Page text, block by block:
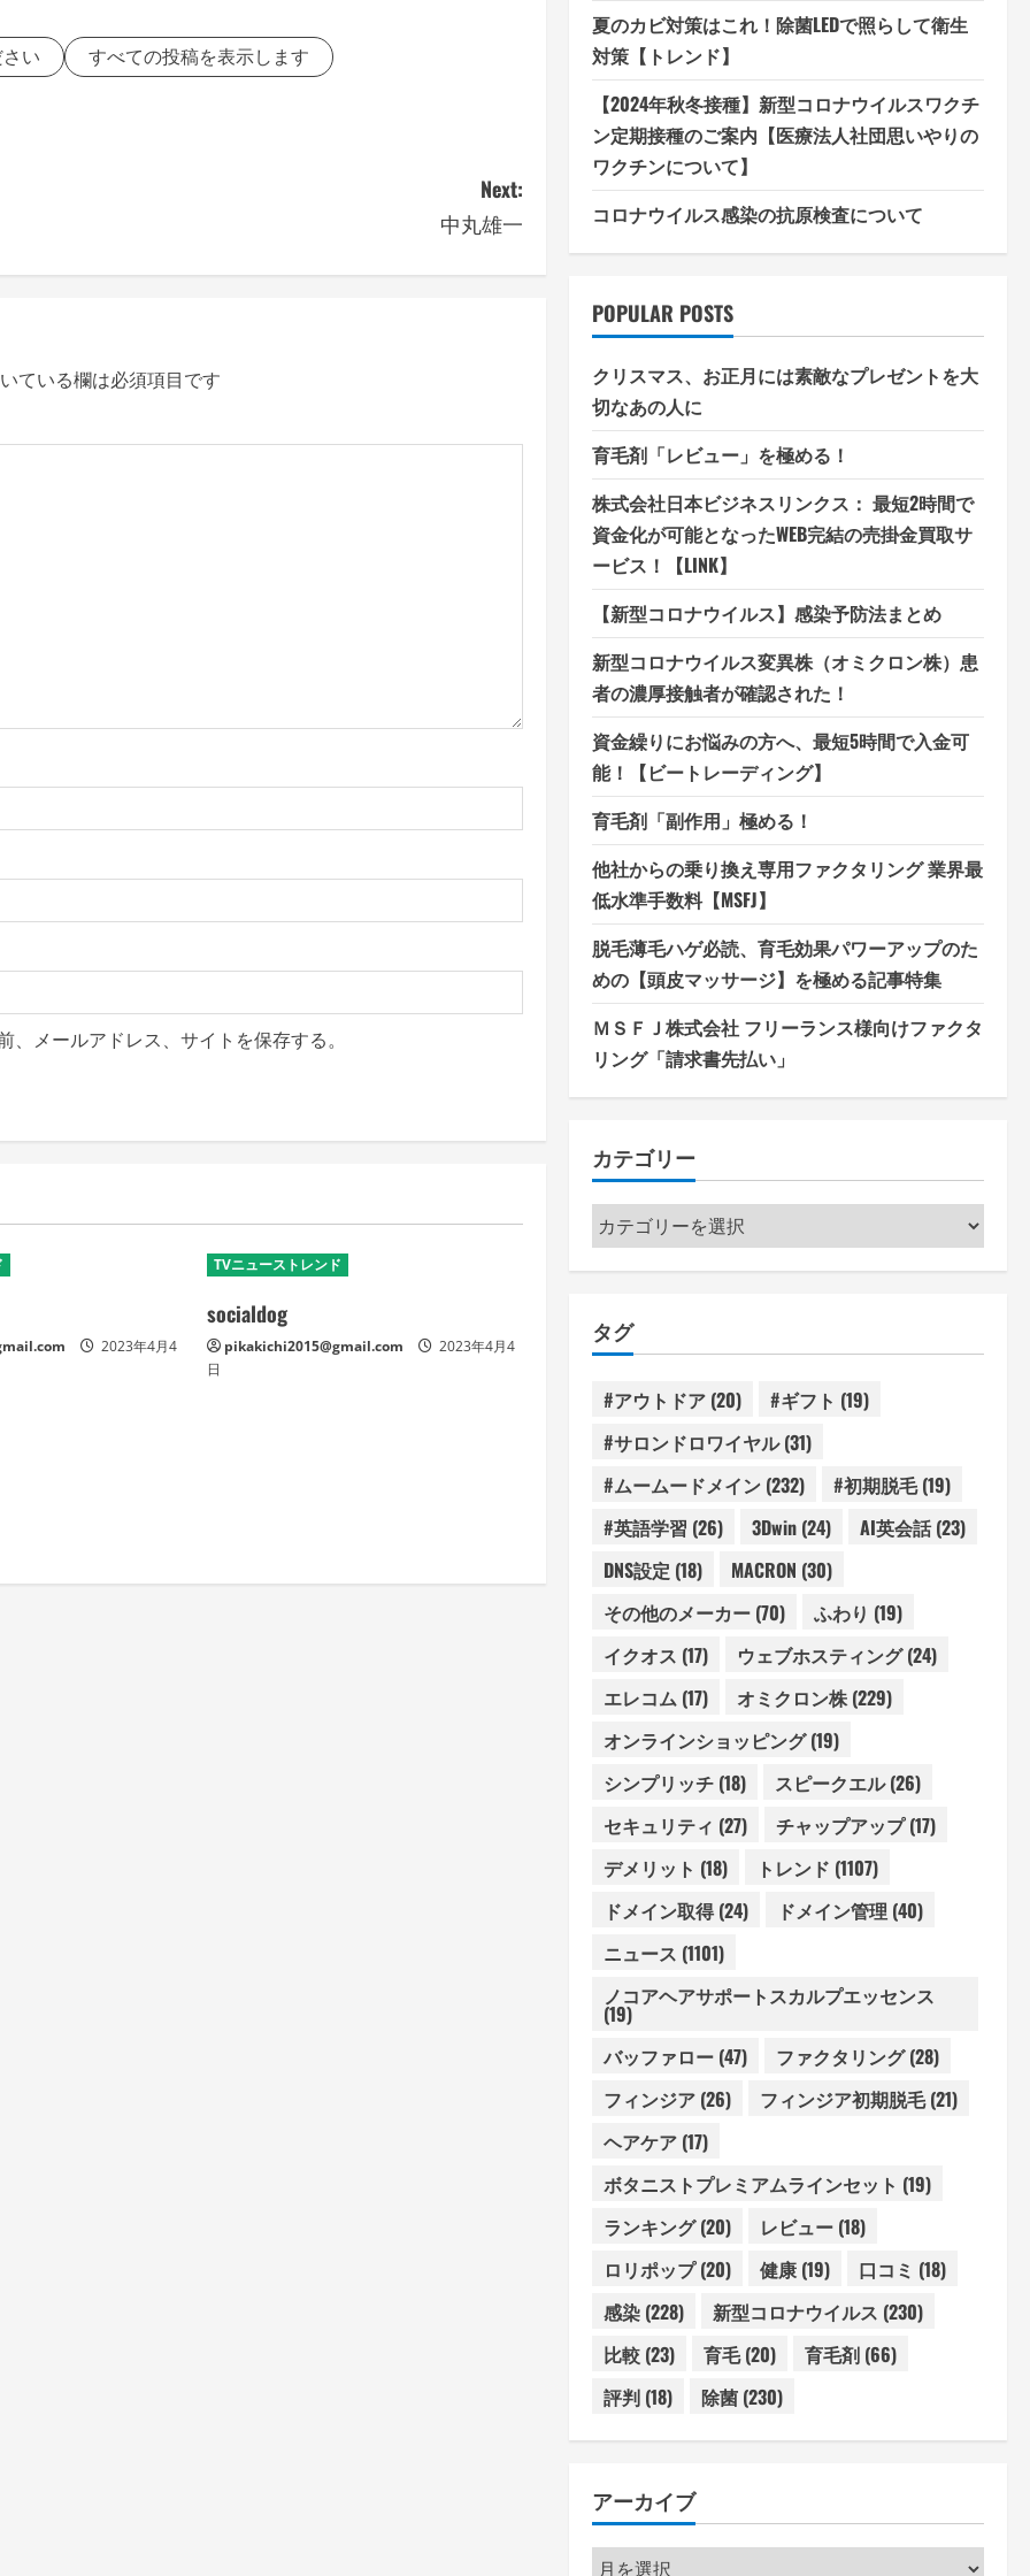
い すべての投稿を表示します
Next:
中丸雄一
ている欄は必須項目です
メールアドレス、サイトを保存する。
2023年4月4
TVニューストレンド
socialdog
pikakichi2015@gmail.com
2023年4月4
日
夏のカビ対策はこれ！除菌LEDで照らして衛生
対策【トレンド】
【2024年秋冬接種】新型コロナウイルスワクチ
ン定期接種のご案内【医療法人社団思いやりの
ワクチンについて】
コロナウイルス感染の抗原検査について
POPULAR POSTS
クリスマス、お正月には素敵なプレゼントを大
切なあの人に
育毛剤「レビュー」を極める！
株式会社日本ビジネスリンクス： 最短2時間で
資金化が可能となったWEB完結の売掛金買取サ
ービス！【LINK】
【新型コロナウイルス】感染予防法まとめ
新型コロナウイルス変異株（オミクロン株）患
者の濃厚接触者が確認された！
資金繰りにお悩みの方へ、最短5時間で入金可
能！【ビートレーディング】
育毛剤「副作用」極める！
他社からの乗り換え専用ファクタリング 業界最
低水準手数料【MSFJ】
脱毛薄毛ハゲ必読、育毛効果パワーアップのた
めの【頭皮マッサージ】を極める記事特集
ＭＳＦＪ株式会社 フリーランス様向けファクタ
リング「請求書先払い」
カテゴリー
カ
テ
ー
タグ
#アウトドア(20) #ギフト (19)
#サロンドロワイヤル(31)
#ムームードメイン(232) #初期脱毛(19)
#英語学習 (26) 3Dwin(24) AI英会話(23)
DNS設定 (18) MACRON (30)
その他のメーカー(70) ふわり (19)
イクオス (17) ウェブホスティング(24)
エレコム(17) オミクロン株(229)
オンラインショッピング(19)
シンプリッチ(18) スピークエル(26)
セキュリティ (27) チャップアップ(17)
デメリット (18) トレンド (1107)
ドメイン取得(24) ドメイン管理 (40)
ニュース (1101)
ノコアヘアサポートスカルプエッセンス
(19)
バッファロー(47) ファクタリング(28)
フィンジア(26) フィンジア初期脱毛(21)
ヘアケア(17)
ボタニストプレミアムラインセット (19)
ランキング(20) レビュー(18)
ロリポップ(20) 健康(19) 口コミ (18)
感染(228) 新型コロナウイルス (230)
比較(23) 育毛(20) 育毛剤(66)
評判(18) 除菌(230)
アーカイブ
ア